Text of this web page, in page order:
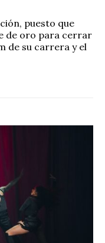
puesto que
de oro para cerrar
de su carrera y el